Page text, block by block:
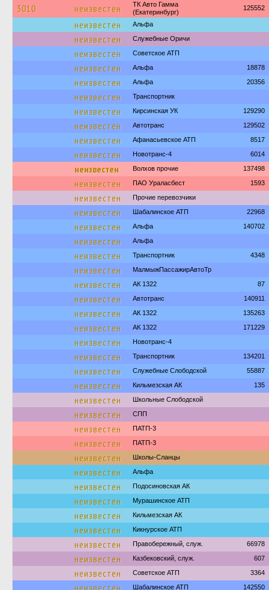
3010 неизвестен
ТК Авто Гамма
(Екатеринбург)
125552
неизвестен Альфа
неизвестен Служебные Оричи
неизвестен Советское АТП
неизвестен Альфа 18878
неизвестен Альфа 20356
неизвестен Транспортник
неизвестен Кирсинская УК 129290
неизвестен Автотранс 129502
неизвестен Афанасьевское АТП 8517
неизвестен Новотранс-4 6014
неизвестен Волхов прочие 137498
неизвестен ПАО Ураласбест 1593
неизвестен Прочие перевозчики
неизвестен Шабалинское АТП 22968
неизвестен Альфа 140702
неизвестен Альфа
неизвестен Транспортник 4348
неизвестен МалмыжПассажирАвтоТр
неизвестен АК 1322 87
неизвестен Автотранс 140911
неизвестен АК 1322 135263
неизвестен АК 1322 171229
неизвестен Новотранс-4
неизвестен Транспортник 134201
неизвестен Служебные Слободской 55887
неизвестен Кильмезская АК 135
неизвестен Школьные Слободской
неизвестен СПП
неизвестен ПАТП-3
неизвестен ПАТП-3
неизвестен Школы-Сланцы
неизвестен Альфа
неизвестен Подосиновская АК
неизвестен Мурашинское АТП
неизвестен Кильмезская АК
неизвестен Кикнурское АТП
неизвестен Правобережный, служ. 66978
неизвестен Казбековский, служ. 607
неизвестен Советское АТП 3364
неизвестен Шабалинское АТП 142550